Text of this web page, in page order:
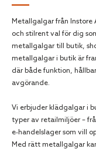
Metallgalgar från
och stilrent val för dig
metallgalgar till butik,
metallgalgar i butik är
där både funktion,
avgörande.
Vi erbjuder klädgalgar i
typer av retailmiljöer –
e‑handelslager som vill
Med rätt metallgalgar